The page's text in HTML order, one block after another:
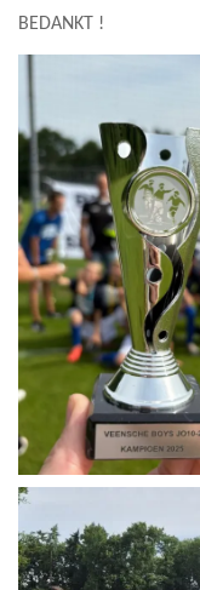
BEDANKT !